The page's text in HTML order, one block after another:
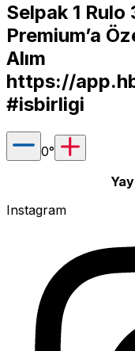
Selpak 1 Rulo
Premium’a
Alım
https://
#isbirligi
0°
Instagram